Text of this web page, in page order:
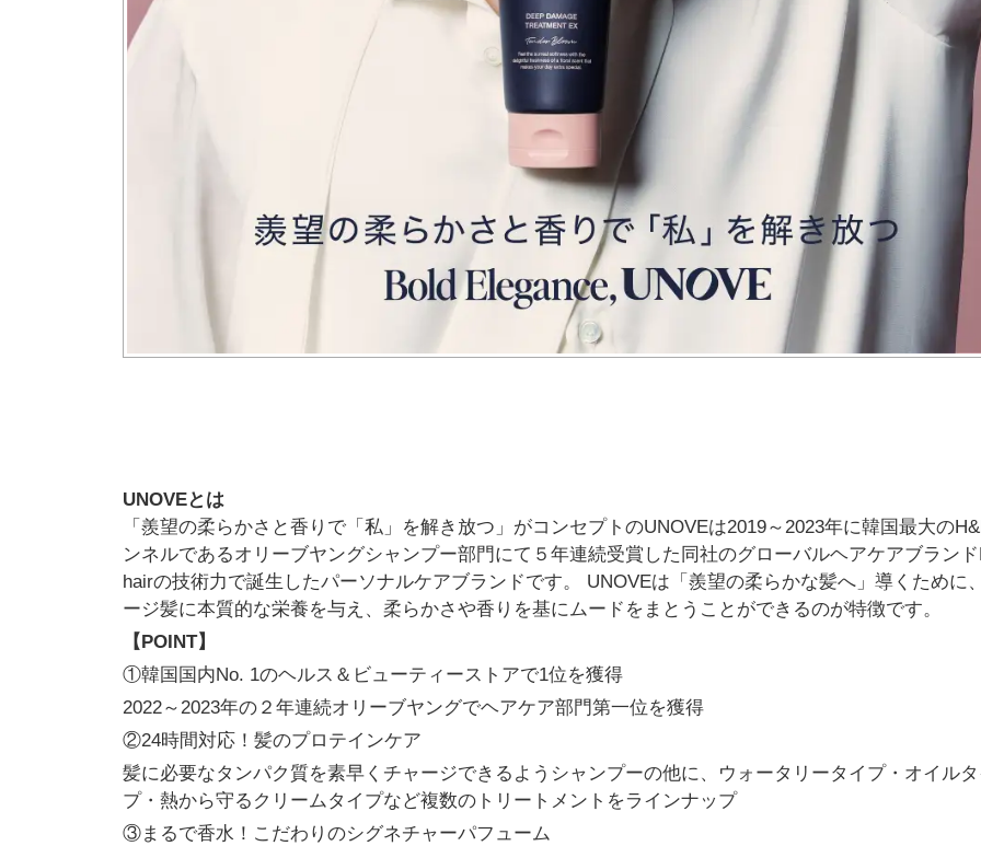
UNOVEとは
「羨望の柔らかさと香りで「私」を解き放つ」がコンセプトのUNOVEは2019～2023年に韓国最大の
ンネルであるオリーブヤングシャンプー部門にて５年連続受賞した同社のグローバルヘアケアブラン
hairの技術力で誕生したパーソナルケアブランドです。 UNOVEは「羨望の柔らかな髪へ」導くために
ージ髪に本質的な栄養を与え、柔らかさや香りを基にムードをまとうことができるのが特徴です。
【POINT】
①韓国国内No. 1のヘルス＆ビューティーストアで1位を獲得
2022～2023年の２年連続オリーブヤングでヘアケア部門第一位を獲得
②24時間対応！髪のプロテインケア
髪に必要なタンパク質を素早くチャージできるようシャンプーの他に、ウォータリータイプ・オイルタ
プ・熱から守るクリームタイプなど複数のトリートメントをラインナップ
③まるで香水！こだわりのシグネチャーパフューム